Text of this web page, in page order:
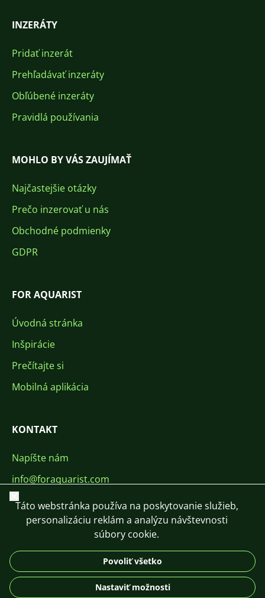
INZERÁTY
Pridať inzerát
Prehľadávať inzeráty
Obľúbené inzeráty
Pravidlá používania
MOHLO BY VÁS ZAUJÍMAŤ
Najčastejšie otázky
Prečo inzerovať u nás
Obchodné podmienky
GDPR
FOR AQUARIST
Úvodná stránka
Inšpirácie
Prečítajte si
Mobilná aplikácia
KONTAKT
Napíšte nám
info@foraquarist.com
+420 603 449 602
DE
Zavrieť
Táto webstránka používa na poskytovanie služieb,
personalizáciu reklám a analýzu návštevnosti
súbory cookie.
Povoliť všetko
Nastaviť možnosti